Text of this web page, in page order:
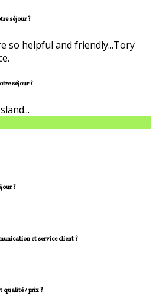
séjour ?
so helpful and friendly...Tory
séjour ?
?
et service client ?
qualité / prix ?